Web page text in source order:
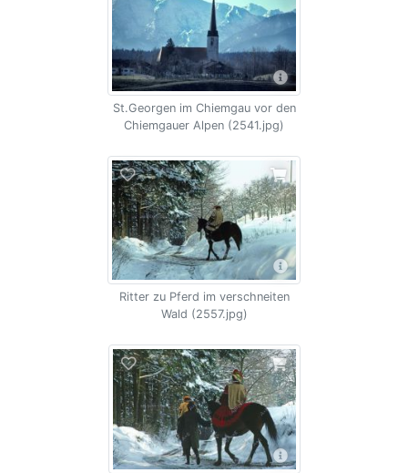
St.Georgen im Chiemgau vor den
Chiemgauer Alpen (2541.jpg)
Ritter zu Pferd im verschneiten
Wald (2557.jpg)